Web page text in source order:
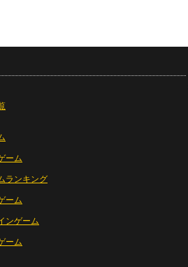
ーム
ランキング
ーム
ンゲーム
ーム